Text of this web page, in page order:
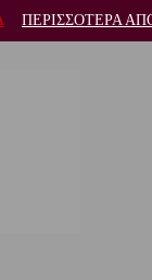
ΠΕΡΙΣΣΟΤΕΡΑ